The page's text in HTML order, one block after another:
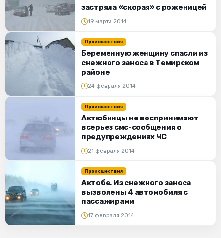
застряла «скорая» с роженицей
19 марта 2014
Происшествия
Беременную женщину спасли из
снежного заноса в Темирском
районе
24 февраля 2014
Происшествия
Актюбинцы не воспринимают
всерьез смс-сообщения о
предупреждениях ЧС
21 февраля 2014
Происшествия
Актобе. Из снежного заноса
вызволены 4 автомобиля с
пассажирами
17 февраля 2014